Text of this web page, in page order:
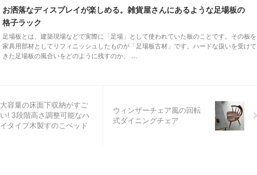
お洒落なディスプレイが楽しめる。雑貨屋さんにあるような足場板の
格子ラック
足場板とは、建築現場などで実際に「足場」として使われていた板のことです。その板を
家具用部材としてリフィニッシュしたものが「足場板古材」です。ハードな扱いを受けて
きた足場板の風合いをどのように残すのか、 ...
大容量の床面下収納がすご
い! 3段階高さ調整可能なハ
イタイプ木製すのこベッド
ウィンザーチェア風の回転
式ダイニングチェア